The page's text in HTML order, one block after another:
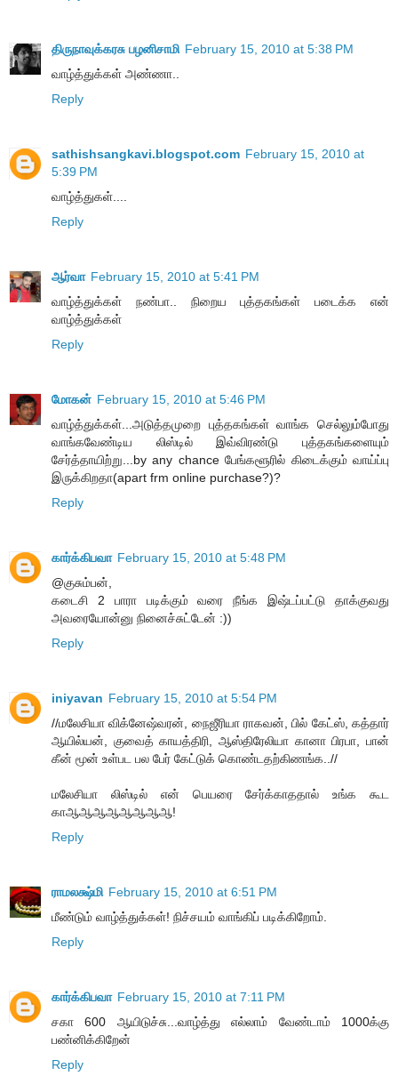
திருநாவுக்கரசு பழனிசாமி February 15, 2010 at 5:38 PM
வாழ்த்துக்கள் அண்ணா..
Reply
sathishsangkavi.blogspot.com February 15, 2010 at
5:39 PM
வாழ்த்துகள்....
Reply
ஆர்வா February 15, 2010 at 5:41 PM
வாழ்த்துக்கள் நண்பா.. நிறைய புத்தகங்கள் படைக்க என்
வாழ்த்துக்கள்
Reply
மோகன் February 15, 2010 at 5:46 PM
வாழ்த்துக்கள்...அடுத்தமுறை புத்தகங்கள் வாங்க செல்லும்போது
வாங்கவேண்டிய லிஸ்டில் இவ்விரண்டு புத்தகங்களையும்
சேர்த்தாயிற்று...by any chance பேங்களூரில் கிடைக்கும் வாய்ப்பு
இருக்கிறதா(apart frm online purchase?)?
Reply
கார்க்கிபவா February 15, 2010 at 5:48 PM
@குசும்பன்,
கடைசி 2 பாரா படிக்கும் வரை நீங்க இஷ்டப்பட்டு தாக்குவது
அவரையோன்னு நினைச்சுட்டேன் :))
Reply
iniyavan February 15, 2010 at 5:54 PM
//மலேசியா விக்னேஷ்வரன், நைஜீரியா ராகவன், பில் கேட்ஸ், கத்தார்
ஆயில்யன், குவைத் காயத்திரி, ஆஸ்திரேலியா கானா பிரபா, பான்
கீன் மூன் உள்பட பல பேர் கேட்டுக் கொண்டதற்கிணங்க..//
மலேசியா லிஸ்டில் என் பெயரை சேர்க்காததால் உங்க கூட
காஆஆஆஆஆஆஆஆ!
Reply
ராமலக்ஷ்மி February 15, 2010 at 6:51 PM
மீண்டும் வாழ்த்துக்கள்! நிச்சயம் வாங்கிப் படிக்கிறோம்.
Reply
கார்க்கிபவா February 15, 2010 at 7:11 PM
சகா 600 ஆயிடுச்சு...வாழ்த்து எல்லாம் வேண்டாம் 1000க்கு
பண்னிக்கிறேன்
Reply